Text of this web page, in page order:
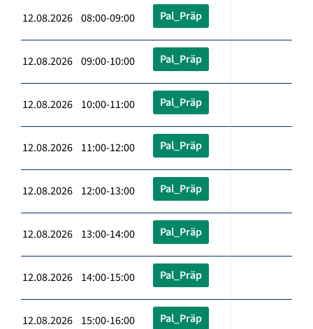
12.08.2026 08:00-09:00 Pal_Präp
12.08.2026 09:00-10:00 Pal_Präp
12.08.2026 10:00-11:00 Pal_Präp
12.08.2026 11:00-12:00 Pal_Präp
12.08.2026 12:00-13:00 Pal_Präp
12.08.2026 13:00-14:00 Pal_Präp
12.08.2026 14:00-15:00 Pal_Präp
12.08.2026 15:00-16:00 Pal_Präp